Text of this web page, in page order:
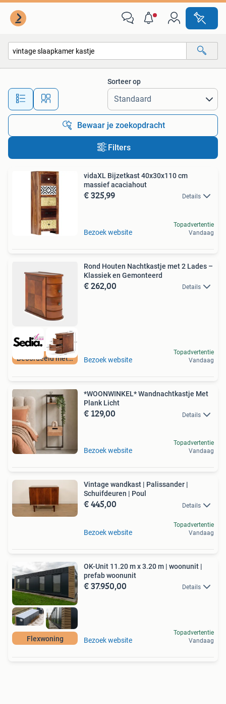
Alle afstanden…
Sorteer op
Bewaar je zoekopdracht
Filters
vidaXL Bijzetkast 40x30x110 cm
massief acaciahout
€ 325,99 Details
Bezoek website
Topadvertentie
Vandaag
Beoordeeld met 9+
Rond Houten Nachtkastje met 2 Lades –
Klassiek en Gemonteerd
€ 262,00 Details
Bezoek website
Topadvertentie
Vandaag
*WOONWINKEL* Wandnachtkastje Met
Plank Licht
€ 129,00 Details
Bezoek website
Topadvertentie
Vandaag
Vintage wandkast | Palissander |
Schuifdeuren | Poul
€ 445,00 Details
Bezoek website
Topadvertentie
Vandaag
Flexwoning
OK-Unit 11.20 m x 3.20 m | woonunit |
prefab woonunit
€ 37.950,00 Details
Bezoek website
Topadvertentie
Vandaag